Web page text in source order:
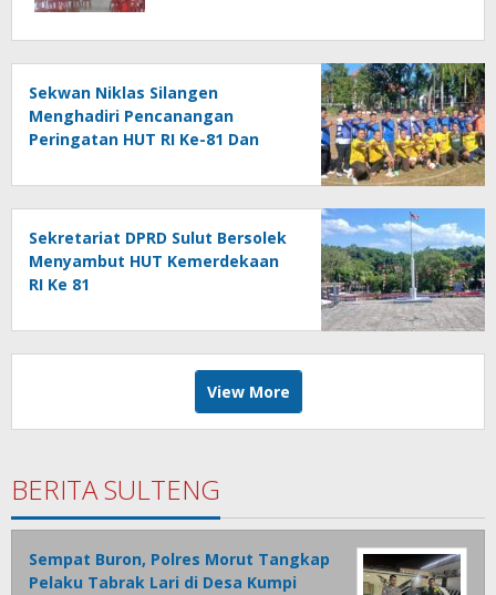
Sekwan Niklas Silangen
Menghadiri Pencanangan
Peringatan HUT RI Ke-81 Dan
Gubernur Fun Game Mini Soccer
Melawan Tim Kodam XIII
Merdeka
Sekretariat DPRD Sulut Bersolek
Menyambut HUT Kemerdekaan
RI Ke 81
View More
BERITA SULTENG
Sempat Buron, Polres Morut Tangkap
Pelaku Tabrak Lari di Desa Kumpi